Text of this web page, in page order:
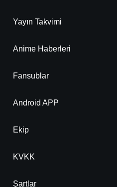
Yayın Takvimi
Anime Haberleri
Fansublar
Android APP
Ekip
KVKK
Şartlar